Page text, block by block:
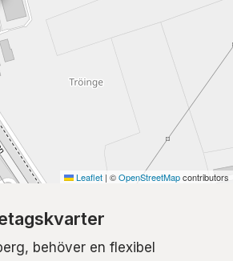
Leaflet | ©OpenStreetMapcontributors
behöver en flexibel